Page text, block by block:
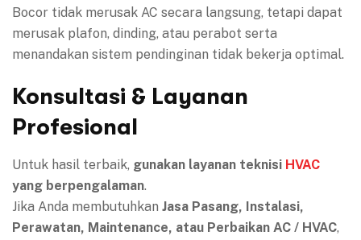
Bocor tidak merusak AC secara langsung, tetapi dapat
merusak plafon, dinding, atau perabot serta
menandakan sistem pendinginan tidak bekerja optimal.
Konsultasi & Layanan
Profesional
Untuk hasil terbaik, gunakan layanan teknisi HVAC
yang berpengalaman.
Jika Anda membutuhkan Jasa Pasang, Instalasi,
Perawatan, Maintenance, atau Perbaikan AC / HVAC,